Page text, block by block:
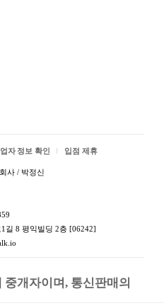
자 정보 확인 입점 제휴
사 / 박정신
길 8 평익빌딩 2층 [06242]
개자이며, 통신판매의